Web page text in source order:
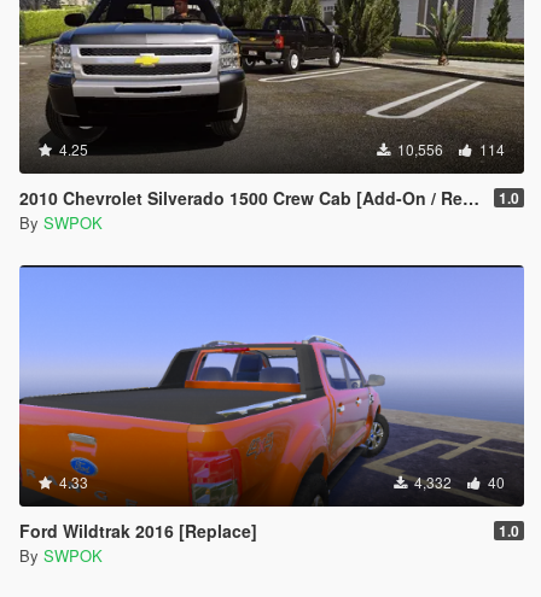
4.25 10,556 114
2010 Chevrolet Silverado 1500 Crew Cab [Add-On / Replace | Animated] 1.0
By SWPOK
4.33 4,332 40
Ford Wildtrak 2016 [Replace] 1.0
By SWPOK